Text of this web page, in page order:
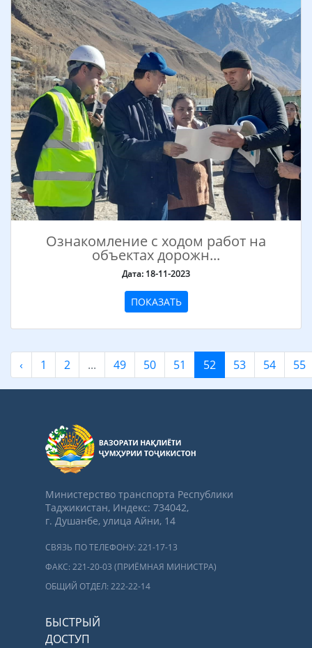
Ознакомление с ходом работ на
объектах дорожн...
Дата: 18-11-2023
ПОКАЗАТЬ
‹ 1 2 ... 49 50 51 52 53 54 55
Министерство транспорта Республики
Таджикистан, Индекс: 734042,
г. Душанбе, улица Айни, 14
СВЯЗЬ ПО ТЕЛЕФОНУ: 221-17-13
ФАКС: 221-20-03 (ПРИЁМНАЯ МИНИСТРА)
ОБЩИЙ ОТДЕЛ: 222-22-14
БЫСТРЫЙ
ДОСТУП